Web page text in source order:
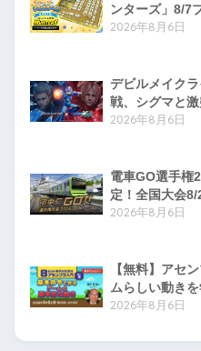
ンターズ」8/7
2026年8月6日
デビルメイク
戦、シグマと激
2026年8月6日
電車GO選手権
定！全国大会8/
2026年8月6日
【無料】アセ
ムらしい動き
2026年8月6日